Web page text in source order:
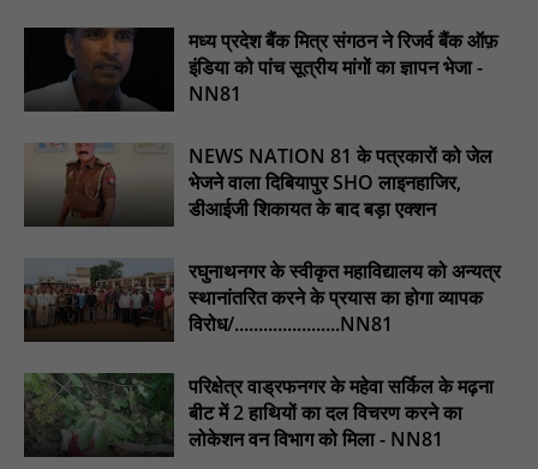
दिया संदेश : NN81
विधायक विनोद अग्रवाल के प्रयासों से गोंदिया विधानसभा क्षेत्र में घरकुल
योजना को बड़ी गति : NN81
प्राथमिक स्वास्थ्य केंद्र खैलार सहित 45 पीएचसी पर आयोजित हुए मुख्यमंत्री
जनआरोग्य मेले - डॉ शिशिर पुरी : NN81
मध्य प्रदेश बैंक मित्र संगठन ने रिजर्व बैंक ऑफ़
इंडिया को पांच सूत्रीय मांगों का ज्ञापन भेजा -
NN81
NEWS NATION 81 के पत्रकारों को जेल
भेजने वाला दिबियापुर SHO लाइनहाजिर,
डीआईजी शिकायत के बाद बड़ा एक्शन
रघुनाथनगर के स्वीकृत महाविद्यालय को अन्यत्र
स्थानांतरित करने के प्रयास का होगा व्यापक
विरोध/......................NN81
परिक्षेत्र वाड्रफनगर के महेवा सर्किल के मढ़ना
बीट में 2 हाथियों का दल विचरण करने का
लोकेशन वन विभाग को मिला - NN81